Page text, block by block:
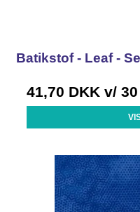
Batikstof - Leaf -
41,70 DKK v/